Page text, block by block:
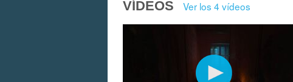
VÍDEOS Ver los 4 vídeos